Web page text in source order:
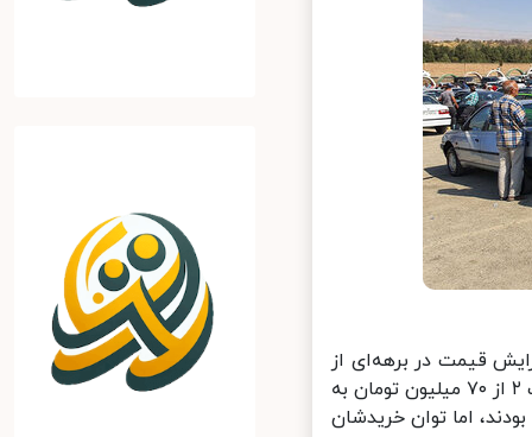
قیمت در برهه‌ای از
زمان روند به شدت افزایشی را به خود دید به طوری که به یکباره پژو ۲۰۶ تیپ ۲ از ۷۰ میلیون تومان به
اما توان خریدشان